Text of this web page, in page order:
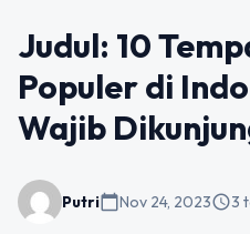
Judul: 10
Populer di
Wajib
Putricalendar_todayNov 24, 2023schedule3